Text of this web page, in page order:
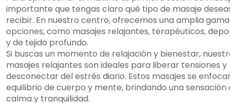
importante que tengas claro qué tipo de masaje
recibir. En nuestro centro, ofrecemos una amplia
opciones, como masajes relajantes, terapéuticos,
y de tejido profundo.
Si buscas un momento de relajación y bienestar,
masajes relajantes son ideales para liberar tensiones y
desconectar del estrés diario. Estos masajes se
equilibrio de cuerpo y mente, brindando una sensación
calma y tranquilidad.